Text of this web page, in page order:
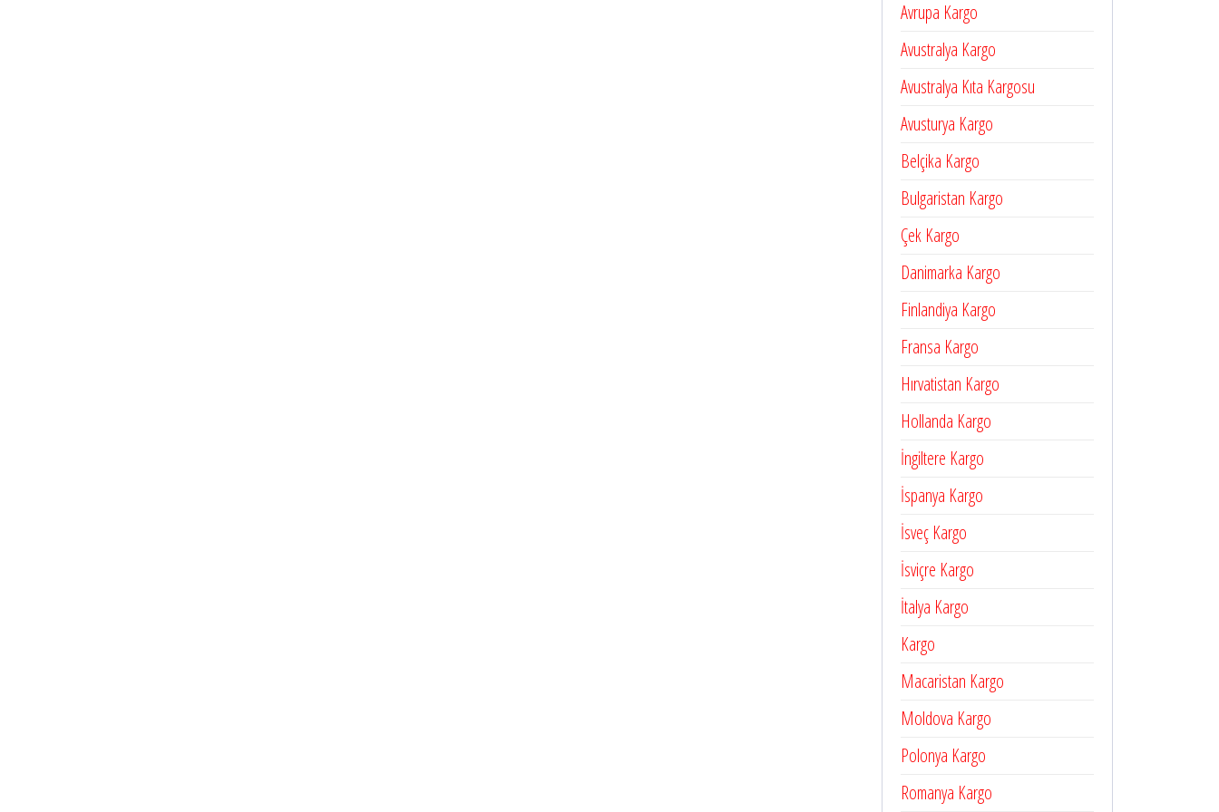
Avrupa Kargo
Avustralya Kargo
Avustralya Kıta Kargosu
Avusturya Kargo
Belçika Kargo
Bulgaristan Kargo
Çek Kargo
Danimarka Kargo
Finlandiya Kargo
Fransa Kargo
Hırvatistan Kargo
Hollanda Kargo
İngiltere Kargo
İspanya Kargo
İsveç Kargo
İsviçre Kargo
İtalya Kargo
Kargo
Macaristan Kargo
Moldova Kargo
Polonya Kargo
Romanya Kargo